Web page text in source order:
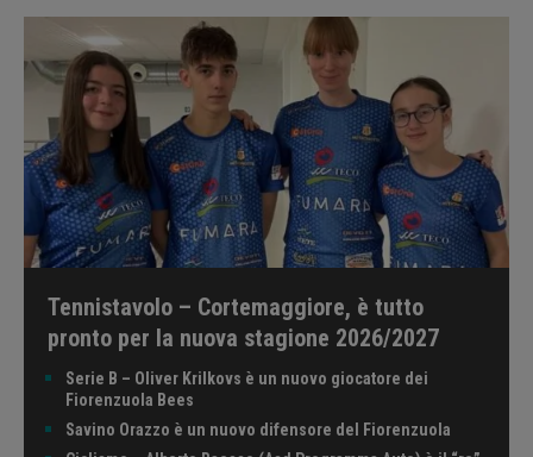
Tennistavolo – Cortemaggiore, è tutto
pronto per la nuova stagione 2026/2027
Serie B – Oliver Krilkovs è un nuovo giocatore dei
Fiorenzuola Bees
Savino Orazzo è un nuovo difensore del Fiorenzuola